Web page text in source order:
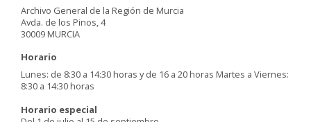
Archivo General de la Región de Murcia
Avda. de los Pinos, 4
30009 MURCIA
Horario
Lunes: de 8:30 a 14:30 horas y de 16 a 20 horas Martes a Viernes:
8:30 a 14:30 horas
Horario especial